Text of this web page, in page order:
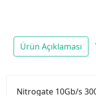
Ürün Açıklaması
Nitrogate 10Gb/s